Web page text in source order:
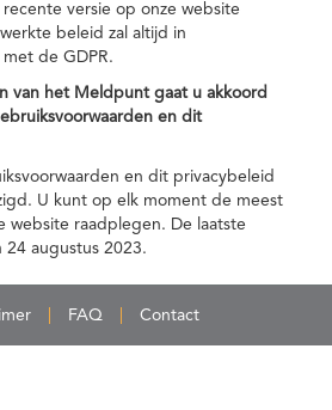
versie op onze website
beleid zal altijd in
de GDPR.
van het Meldpunt gaat u akkoord
en dit
en dit privacybeleid
U kunt op elk moment de meest
website raadplegen. De laatste
augustus 2023.
FAQ Contact